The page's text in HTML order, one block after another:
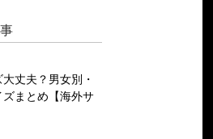
丈夫？男女別・
まとめ【海外サ